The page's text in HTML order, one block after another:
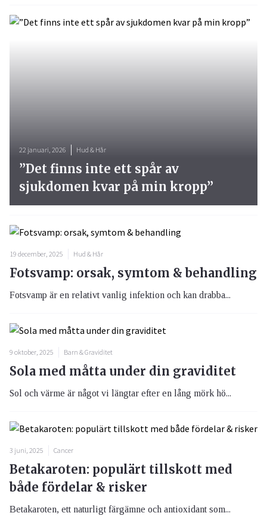
22 januari, 2026 Hud & Hår
”Det finns inte ett spår av
sjukdomen kvar på min kropp”
19 december, 2025 Hud & Hår
Fotsvamp: orsak, symtom & behandling
Fotsvamp är en relativt vanlig infektion och kan drabba...
9 oktober, 2025 Barn & Graviditet
Sola med måtta under din graviditet
Sol och värme är något vi längtar efter en lång mörk hö...
3 juni, 2025 Cancer
Betakaroten: populärt tillskott med
både fördelar & risker
Betakaroten, ett naturligt färgämne och antioxidant som...